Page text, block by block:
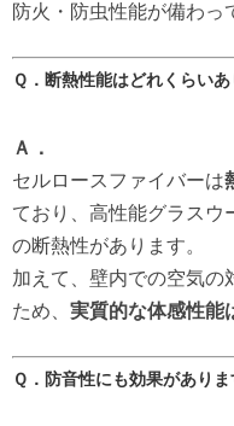
防火・防虫性能が備わっ
Ｑ．断熱性能はどれくらいあ
Ａ．
セルロースファイバーは
ており、高性能グラスウ
の断熱性があります。
加えて、壁内での空気の
ため、 実質的な体感性能
Ｑ．防音性にも効果がありま